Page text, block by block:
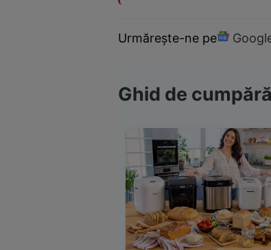
Urmărește-ne pe
Ghid de